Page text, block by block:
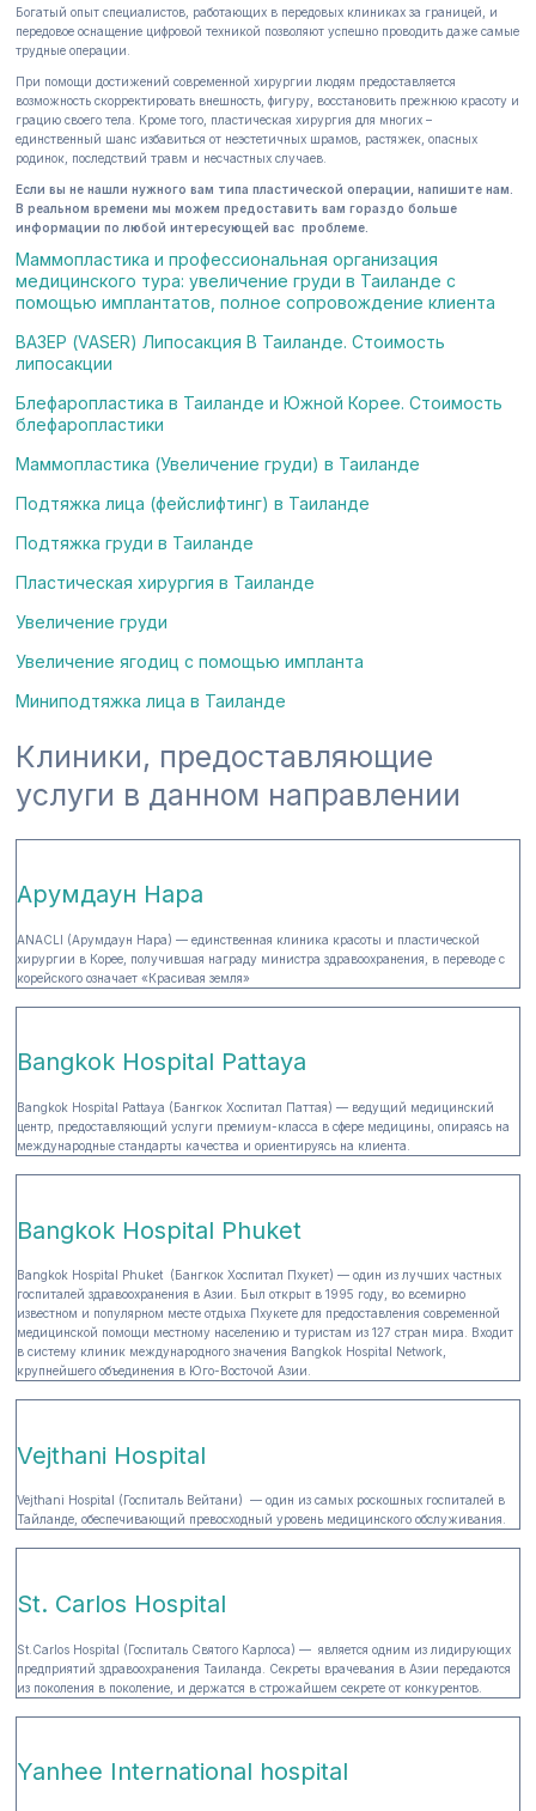
Богатый опыт специалистов, работающих в передовых клиниках за границей, и
передовое оснащение цифровой техникой позволяют успешно проводить даже самые
трудные операции.
При помощи достижений современной хирургии людям предоставляется
возможность скорректировать внешность, фигуру, восстановить прежнюю красоту и
грацию своего тела. Кроме того, пластическая хирургия для многих –
единственный шанс избавиться от неэстетичных шрамов, растяжек, опасных
родинок, последствий травм и несчастных случаев.
Если вы не нашли нужного вам типа пластической операции, напишите нам.
В реальном времени мы можем предоставить вам гораздо больше
информации по любой интересующей вас проблеме.
Маммопластика и профессиональная организация
медицинского тура: увеличение груди в Таиланде с
помощью имплантатов, полное сопровождение клиента
ВАЗЕР (VASER) Липосакция В Таиланде. Стоимость
липосакции
Блефаропластика в Таиланде и Южной Корее. Стоимость
блефаропластики
Маммопластика (Увеличение груди) в Таиланде
Подтяжка лица (фейслифтинг) в Таиланде
Подтяжка груди в Таиланде
Пластическая хирургия в Таиланде
Увеличение груди
Увеличение ягодиц с помощью импланта
Миниподтяжка лица в Таиланде
Клиники, предоставляющие
услуги в данном направлении
Арумдаун Нара
ANACLI (Арумдаун Нара) — единственная клиника красоты и пластической
хирургии в Корее, получившая награду министра здравоохранения, в переводе с
корейского означает «Красивая земля»
Bangkok Hospital Pattaya
Bangkok Hospital Pattaya (Бангкок Хоспитал Паттая) — ведущий медицинский
центр, предоставляющий услуги премиум-класса в сфере медицины, опираясь на
международные стандарты качества и ориентируясь на клиента.
Bangkok Hospital Phuket
Bangkok Hospital Phuket (Бангкок Хоспитал Пхукет) — один из лучших частных
госпиталей здравоохранения в Азии. Был открыт в 1995 году, во всемирно
известном и популярном месте отдыха Пхукете для предоставления современной
медицинской помощи местному населению и туристам из 127 стран мира. Входит
в систему клиник международного значения Bangkok Hospital Network,
крупнейшего объединения в Юго-Восточой Азии.
Vejthani Hospital
Vejthani Hospital (Госпиталь Вейтани) — один из самых роскошных госпиталей в
Тайланде, обеспечивающий превосходный уровень медицинского обслуживания.
St. Carlos Hospital
St.Carlos Hospital (Госпиталь Святого Карлоса) — является одним из лидирующих
предприятий здравоохранения Таиланда. Секреты врачевания в Азии передаются
из поколения в поколение, и держатся в строжайшем секрете от конкурентов.
Yanhee International hospital